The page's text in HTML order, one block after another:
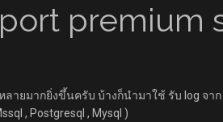
premium
ลายมากยิ่งขึ้นครับ บ้างก็นำมาใช้ รับ log จาก
, Postgresql , Mysql )